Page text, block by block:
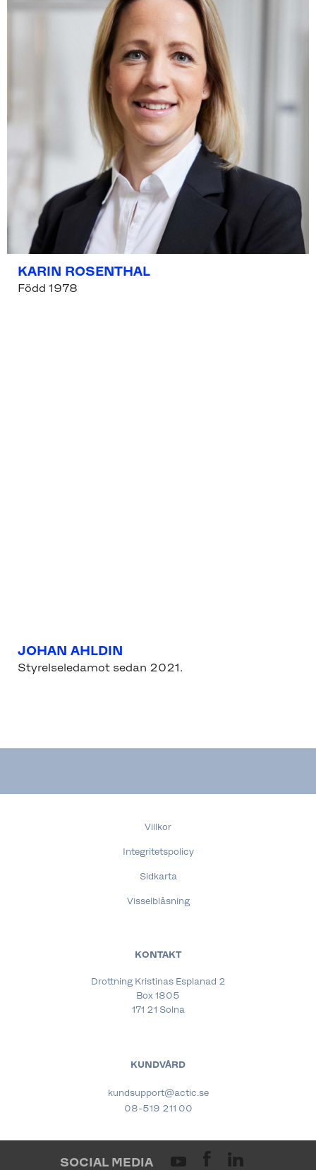
KARIN ROSENTHAL
Född 1978
JOHAN AHLDIN
Styrelseledamot sedan 2021.
Villkor
Integritetspolicy
Sidkarta
Visselblåsning
KONTAKT
Drottning Kristinas Esplanad 2
Box 1805
171 21 Solna
KUNDVÅRD
kundsupport@actic.se
08-519 211 00
SOCIAL MEDIA